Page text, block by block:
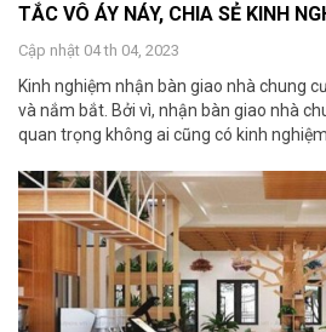
TẮC VÔ ÁY NÁY, CHIA SẺ KINH
Cập nhật 04 th 04, 2023
Kinh nghiệm nhận bàn giao nhà chung
và nắm bắt. Bởi vì, nhận bàn giao nhà
quan trọng không ai cũng có kinh